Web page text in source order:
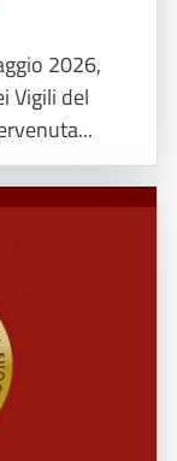
2026,
Vigili del